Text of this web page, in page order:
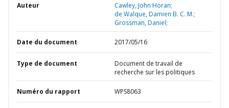
Auteur
Cawley, John Horan;
de Walque, Damien B. C. M.;
Grossman, Daniel;
Date du document 2017/05/16
Type de document
Document de travail de
recherche sur les politiques
Numéro du rapport WPS8063